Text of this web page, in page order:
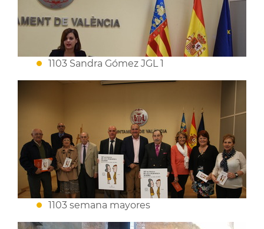
1103 Sandra Gómez JGL 1
1103 semana mayores